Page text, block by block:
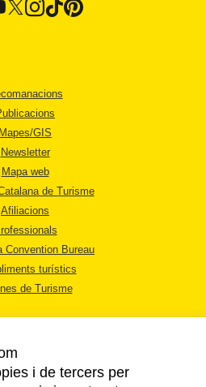
Mapes/GIS
Newsletter
Mapa web
de Turisme
Afiliacions
Convention Bureau
turístics
de Turisme
i de tercers per